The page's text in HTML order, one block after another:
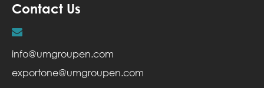
Contact Us
info@umgroupen.com
exportone@umgroupen.com